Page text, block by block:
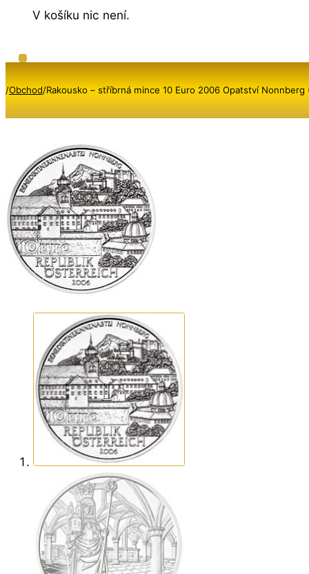
V košíku nic není.
/Obchod/Rakousko – stříbrná mince 10 Euro 2006 Opatství